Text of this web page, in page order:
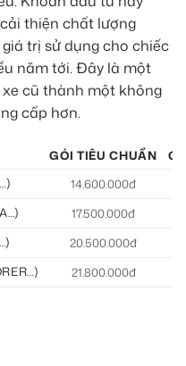
thiện chất lượng
trị sử dụng cho chiếc
năm tới. Đây là một
cũ thành một không
cấp hơn.
GÓI TIÊU CHUẨN
14.600.000đ
17.500.000đ
20.500.000đ
21.800.000đ